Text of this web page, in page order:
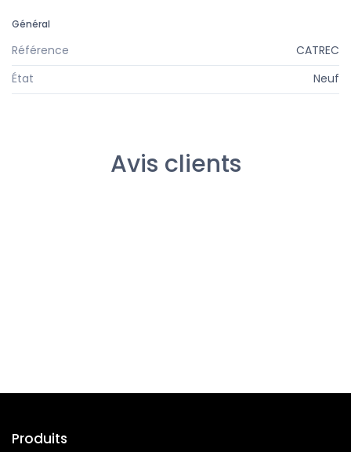
Général
Référence
CATREC
État
Neuf
Avis clients
Produits